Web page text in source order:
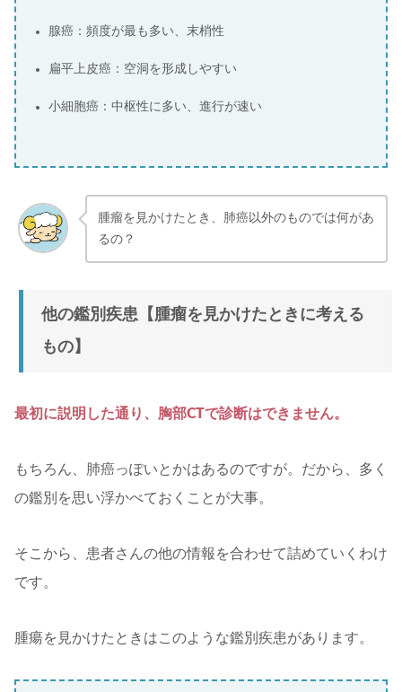
腺癌：頻度が最も多い、末梢性
扁平上皮癌：空洞を形成しやすい
小細胞癌：中枢性に多い、進行が速い
腫瘤を見かけたとき、肺癌以外のものでは何があ
るの？
他の鑑別疾患【腫瘤を見かけたときに考える
もの】
最初に説明した通り、胸部CTで診断はできません。
もちろん、肺癌っぽいとかはあるのですが。だから、多く
の鑑別を思い浮かべておくことが大事。
そこから、患者さんの他の情報を合わせて詰めていくわけ
です。
腫瘍を見かけたときはこのような鑑別疾患があります。